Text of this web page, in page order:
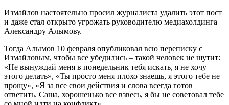
Измайлов настоятельно просил журналиста удалить этот пост
и даже стал открыто угрожать руководителю медиахолдинга
Александру Алымову.
Тогда Алымов 10 февраля опубликовал всю переписку с
Измайловым, чтобы все убедились – такой человек не шутит:
«Не вынуждай меня в понедельник тебя искать, я не хочу
этого делать», «Ты просто меня плохо знаешь, я этого тебе не
прощу», «Я за все свои действия и слова всегда готов
ответить. Саша, хорошенько все взвесь, я бы не советовал тебе